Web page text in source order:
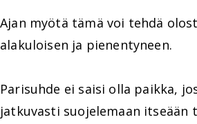
Ajan myötä tämä voi tehdä
alakuloisen ja pienentyneen.
Parisuhde ei saisi olla paikka,
jatkuvasti suojelemaan itseään